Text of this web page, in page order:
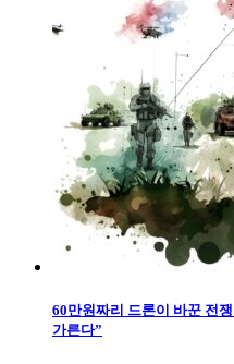
60만원짜리 드론이 바꾼 전
가른다”